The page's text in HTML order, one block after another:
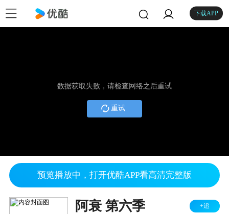
下载APP
数据获取失败，请检查网络之后重试
重试
预览播放中，打开优酷APP看高清完整版
阿衰 第六季 +追